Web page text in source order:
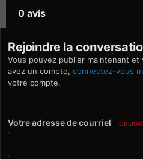
0 avis
Rejoindre la
Vous pouvez publier maintenant
avez un compte, connectez-vous
votre compte.
Votre adresse de courriel